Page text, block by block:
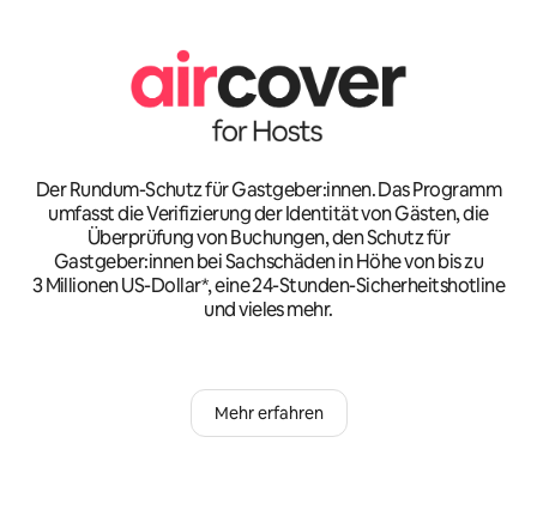
Der Rundum-Schutz für Gastgeber:innen. Das Programm
umfasst die Verifizierung der Identität von Gästen, die
Überprüfung von Buchungen, den Schutz für
Gastgeber:innen bei Sachschäden in Höhe von bis zu
3 Millionen US-Dollar*, eine 24-Stunden-Sicherheitshotline
und vieles mehr.
Mehr erfahren